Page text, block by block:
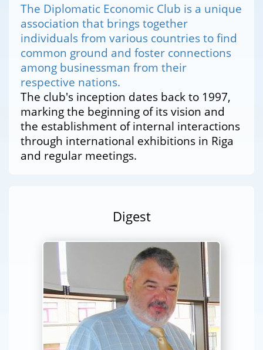
The Diplomatic Economic Club is a unique
association that brings together
individuals from various countries to find
common ground and foster connections
among businessman from their
respective nations.
The club's inception dates back to 1997,
marking the beginning of its vision and
the establishment of internal interactions
through international exhibitions in Riga
and regular meetings.
Digest